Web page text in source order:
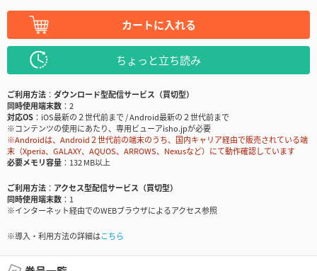
カートに入れる
ちょっと立ち読み
ご利用方法
ダウンロード型配信サービス（買切型）
同時使用端末数
2
対応OS
iOS最新の２世代前まで / Android最新の２世代前まで
※コンテンツの使用にあたり、専用ビューアisho.jpが必要
※Androidは、Android２世代前の端末のうち、国内キャリア経由で販売されている端
末（Xperia、GALAXY、AQUOS、ARROWS、Nexusなど）にて動作確認しています
必要メモリ容量
132 MB以上
ご利用方法
アクセス型配信サービス（買切型）
同時使用端末数
1
※インターネット経由でのWEBブラウザによるアクセス参照
※導入・利用方法の詳細はこちら